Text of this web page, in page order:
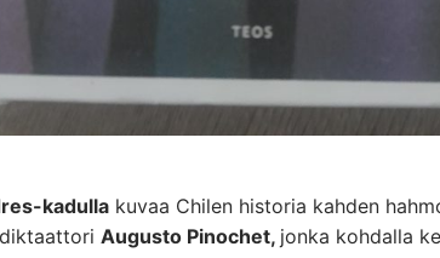
kadulla kuvaa Chilen historia kahden
Augusto Pinochet, jonka kohdalla